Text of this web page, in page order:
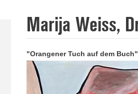
Der letzte Monat im Fokus
Alle Fokus-Werke
Fokus-Werke
Neue Werke – Auswahl
Alle neuen Werke
Marija Weiss,
"Orangener Tuch auf dem